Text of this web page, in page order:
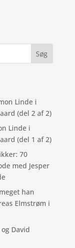
Søg
Linde i
(del 2 af 2)
Linde i
(del 1 af 2)
70
med Jesper
han
Elmstrøm i
David